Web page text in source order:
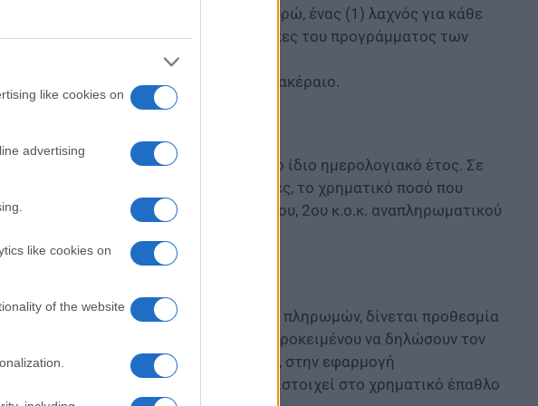
like cookies on
advertising
like cookies on
of the website
πάνω από χίλια ένα (1001) ευρώ, ένας (1) λαχνός για κάθε
που λαμβάνονται υπόψη για τις ανάγκες του προγράμματος των
χιλιάδων (50.000) ευρώ.
στον πλησιέστερο μεγαλύτερο ακέραιο.
τυχερός μέχρι δύο (2) φορές μέσα στο ίδιο ημερολογιακό έτος. Σε
περισσότερες από δύο (2) φορές, το χρηματικό ποσό που
1ο, 2ο κ.ο.κ. δικαιούχο, κάτοχο του 1ου, 2ου κ.ο.κ. αναπληρωματικού
και δεν έχουν δηλώσει λογαριασμό πληρωμών, δίνεται προθεσμία
διεξαγωγής της κλήρωσης, προκειμένου να δηλώσουν τον
να πιστωθεί το χρηματικό έπαθλο, στην εφαρμογή
Η πίστωση του ποσού που αντιστοιχεί στο χρηματικό έπαθλο